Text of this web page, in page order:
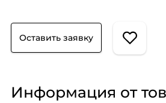
Оставить заявку
Информация от